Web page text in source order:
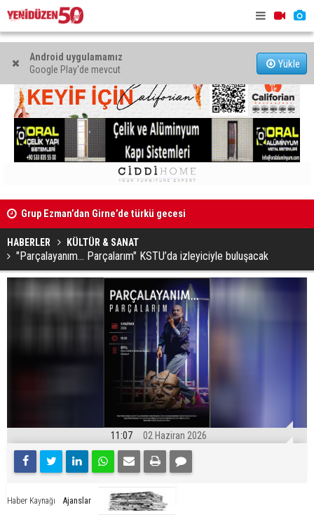
Android uygulamamız
Google Play'de mevcut
Yükle
iş Grup Ezman’dan Girne’de türkü gecesi
HABERLER KÜLTÜR & SANAT
"Parçalayanım... Parçalarım" KSTU’da izleyiciyle buluşacak
11:07 02 Haziran 2026
Haber Kaynağı Ajanslar